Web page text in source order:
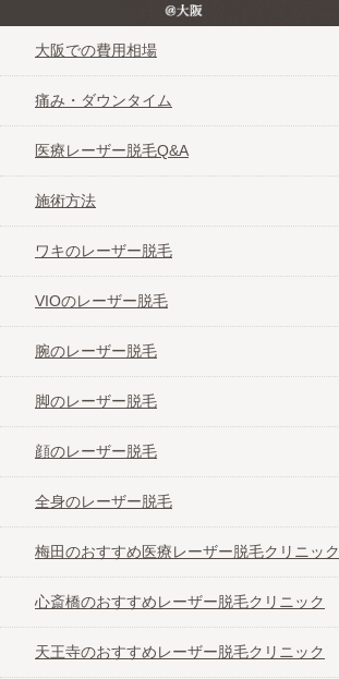
大阪での費用相場
痛み・ダウンタイム
医療レーザー脱毛Q&A
施術方法
ワキのレーザー脱毛
VIOのレーザー脱毛
腕のレーザー脱毛
脚のレーザー脱毛
顔のレーザー脱毛
全身のレーザー脱毛
梅田のおすすめ医療レーザー脱毛クリニック
心斎橋のおすすめレーザー脱毛クリニック
天王寺のおすすめレーザー脱毛クリニック